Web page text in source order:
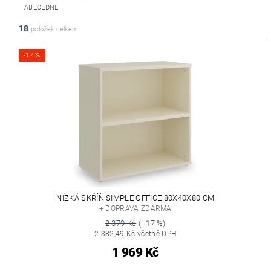
ABECEDNĚ
18 položek celkem
-17 %
NÍZKÁ SKŘÍŇ SIMPLE OFFICE 80X40X80 CM
+ DOPRAVA ZDARMA
2 379 Kč(–17 %)
2 382,49 Kč včetně DPH
1 969 Kč